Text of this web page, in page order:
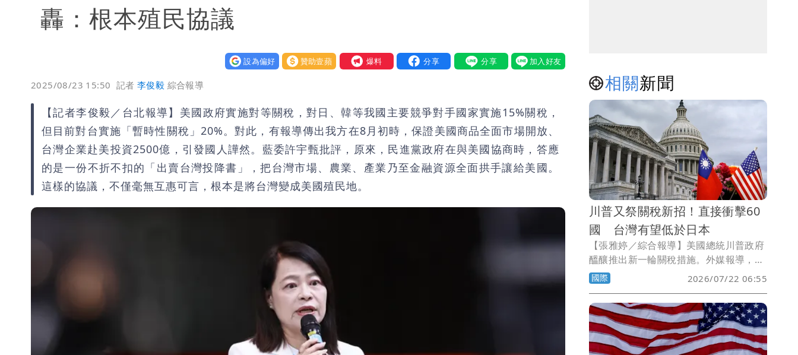
轟：根本殖民協議
設為偏好 贊助壹蘋 我要爆料
2025/08/23 15:50 記者李俊毅 綜合報導
【記者李俊毅／台北報導】美國政府實施對等關稅，對日、韓等我國主要競爭對手國家實施15%關稅，
但目前對台實施「暫時性關稅」20%。對此，有報導傳出我方在8月初時，保證美國商品全面市場開放、
台灣企業赴美投資2500億，引發國人譁然。藍委許宇甄批評，原來，民進黨政府在與美國協商時，答應
的是一份不折不扣的「出賣台灣投降書」，把台灣市場、農業、產業乃至金融資源全面拱手讓給美國。
這樣的協議，不僅毫無互惠可言，根本是將台灣變成美國殖民地。
相關新聞
川普又祭關稅新招！直接衝擊60
國 台灣有望低於日本
【張雅婷／綜合報導】美國總統川普政府
醞釀推出新一輪關稅措施。外媒報導，美
方最快可能在本週以「強迫勞動」為由，
依據《1974年貿易法》第301條，對約60
個經濟體提出新的關稅。其中，台灣建議
適用稅率為10%，日本則為12.5%，台灣
可能享有較低稅率待遇。
國際 2026/07/22 06:55